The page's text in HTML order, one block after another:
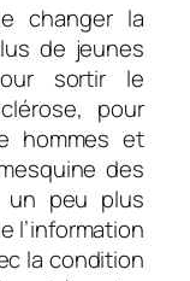
changer la
de jeunes
sortir le
pour
hommes et
des
peu plus
l’information
la condition